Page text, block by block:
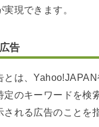
現できます。
告
とは、
定のキーワードを検
れる広告のことを